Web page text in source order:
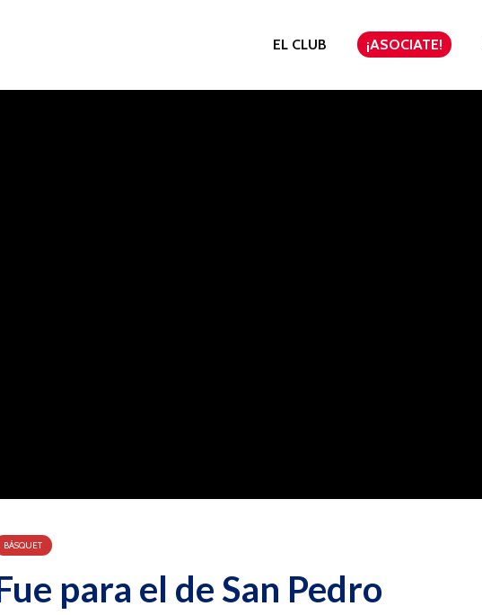
EL CLUB ¡ASOCIATE!
BÁSQUET
para el de San Pedro